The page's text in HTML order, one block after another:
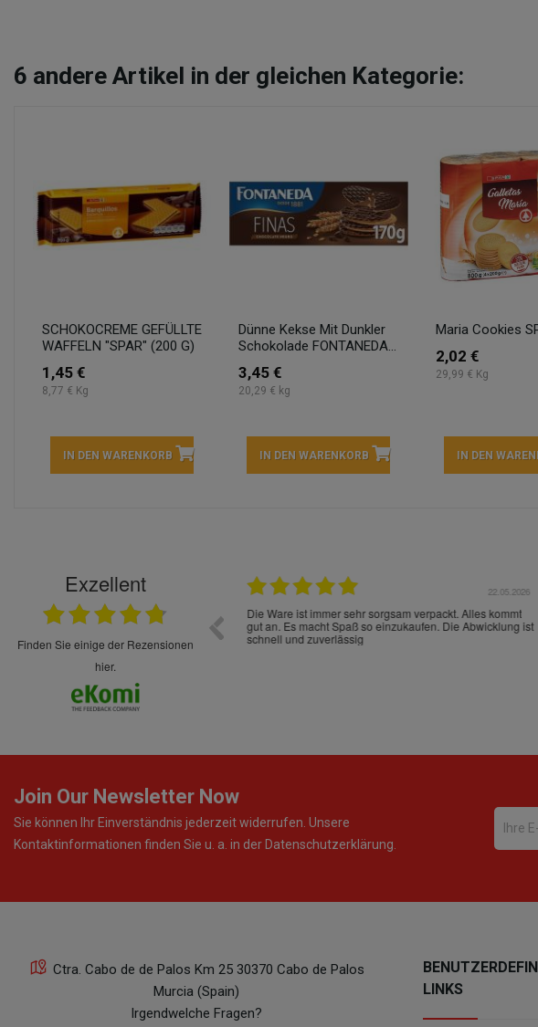
6 andere Artikel in der gleichen Kategorie:
SCHOKOCREME GEFÜLLTE
WAFFELN "SPAR" (200 G)
1,45 €
8,77 € Kg
IN DEN WARENKORB
Dünne Kekse Mit Dunkler
Schokolade FONTANEDA...
3,45 €
20,29 € kg
IN DEN WARENKORB
Maria Cookies
2,02 €
29,99 € Kg
IN DEN
Exzellent
finden Sie einige der Rezensionen
hier.
sehr sorgsam verpackt. Alles kommt
Spaß so einzukaufen. Die Abwicklung ist
22.05.2026
Schnelle Lieferung Ware wie beschrieben und sehr gut
verpackt.
Join Our Newsletter Now
Sie können Ihr Einverständnis jederzeit widerrufen. Unsere
Kontaktinformationen finden Sie u. a. in der Datenschutzerklärung.
Ctra. Cabo de de Palos Km 25 30370 Cabo de Palos
Murcia (Spain)
Irgendwelche Fragen?
LINKS